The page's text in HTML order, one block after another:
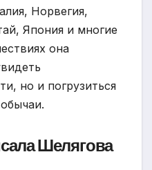
Норвегия,
Япония и многие
она
но и погрузиться
Шелягова